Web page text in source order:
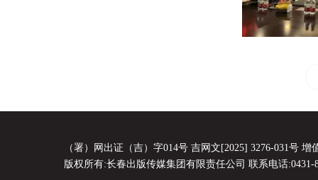
（署）网出证（吉）字014号 吉网文[2025] 3276-031号
版权所有:长春出版传媒集团有限责任公司 联系电话:0431-